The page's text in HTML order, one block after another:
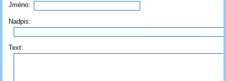
Jméno:
Nadpis:
Text: